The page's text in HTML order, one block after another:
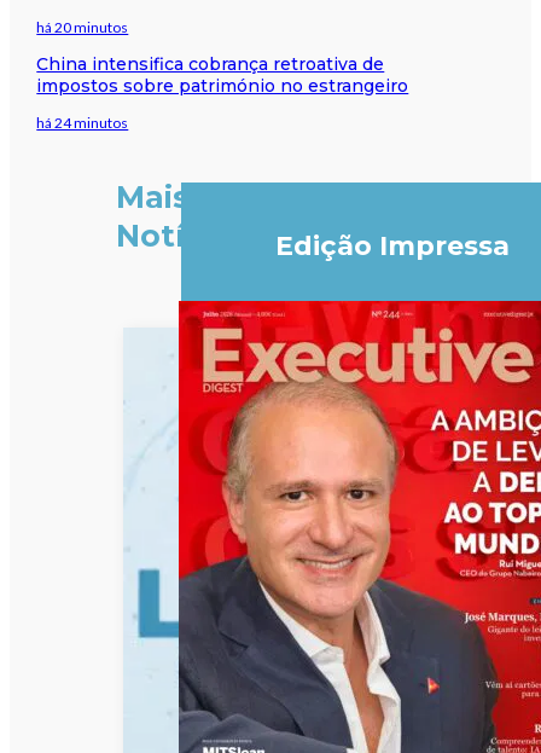
há 20 minutos
China intensifica cobrança retroativa de
impostos sobre património no estrangeiro
há 24 minutos
Mais
Notícias
Edição Impressa